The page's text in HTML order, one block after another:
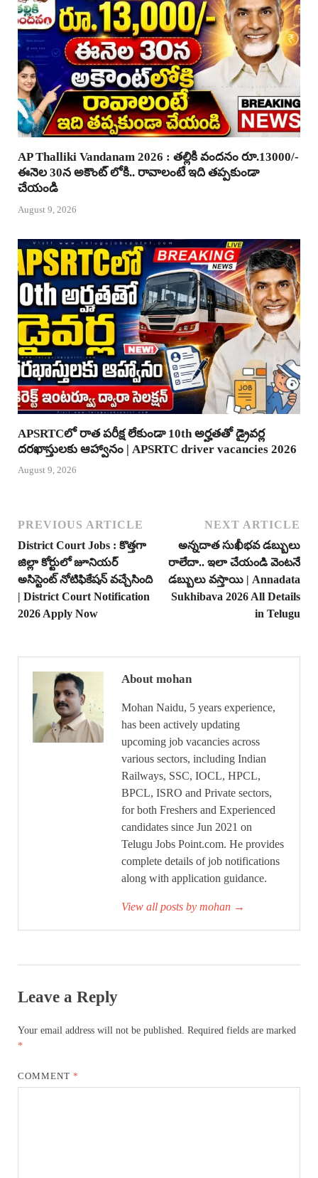
AP Thalliki Vandanam 2026 : తల్లికి వందనం రూ.13000/-
ఈనెల 30న అకౌంట్ లోకి.. రావాలంటే ఇది తప్పకుండా
చేయండి
August 9, 2026
APSRTCలో రాత పరీక్ష లేకుండా 10th అర్హతతో డ్రైవర్ల
దరఖాస్తులకు ఆహ్వానం | APSRTC driver vacancies 2026
August 9, 2026
PREVIOUS ARTICLE
District Court Jobs : కొత్తగా
జిల్లా కోర్టులో జూనియర్
అసిస్టెంట్ నోటిఫికేషన్ వచ్చేసింది
| District Court Notification
2026 Apply Now
NEXT ARTICLE
అన్నదాత సుఖీభవ డబ్బులు
రాలేదా.. ఇలా చేయండి వెంటనే
డబ్బులు వస్తాయి | Annadata
Sukhibava 2026 All Details
in Telugu
About mohan
Mohan Naidu, 5 years experience,
has been actively updating
upcoming job vacancies across
various sectors, including Indian
Railways, SSC, IOCL, HPCL,
BPCL, ISRO and Private sectors,
for both Freshers and Experienced
candidates since Jun 2021 on
Telugu Jobs Point.com. He provides
complete details of job notifications
along with application guidance.
View all posts by mohan →
Leave a Reply
Your email address will not be published. Required fields are marked
*
COMMENT*